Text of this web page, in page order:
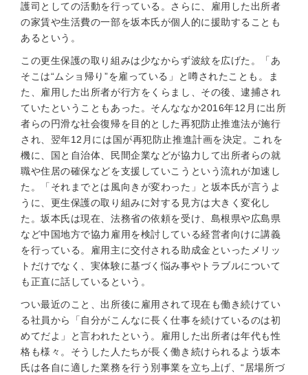
護司としての活動を行っている。さらに、雇用した出所者
の家賃や生活費の一部を坂本氏が個人的に援助することも
あるという。
この更生保護の取り組みは少なからず波紋を広げた。「あ
そこは“ムショ帰り”を雇っている」と噂されたことも。ま
た、雇用した出所者が行方をくらまし、その後、逮捕され
ていたということもあった。そんななか2016年12月に出所
者らの円滑な社会復帰を目的とした再犯防止推進法が施行
され、翌年12月には国が再犯防止推進計画を決定。これを
機に、国と自治体、民間企業などが協力して出所者らの就
職や住居の確保などを支援していこうという流れが加速し
た。「それまでとは風向きが変わった」と坂本氏が言うよ
うに、更生保護の取り組みに対する見方は大きく変化し
た。坂本氏は現在、法務省の依頼を受け、島根県や広島県
など中国地方で協力雇用を検討している経営者向けに講義
を行っている。雇用主に交付される助成金といったメリッ
トだけでなく、実体験に基づく悩み事やトラブルについて
も正直に話しているという。
つい最近のこと、出所後に雇用されて現在も働き続けてい
る社員から「自分がこんなに長く仕事を続けているのは初
めてだよ」と言われたという。雇用した出所者は年代も性
格も様々。そうした人たちが長く働き続けられるよう坂本
氏は各自に適した業務を行う別事業を立ち上げ、“居場所づ